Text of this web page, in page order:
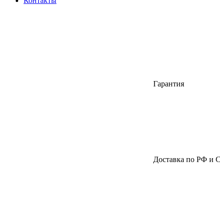
Гарантия
Доставка по РФ и